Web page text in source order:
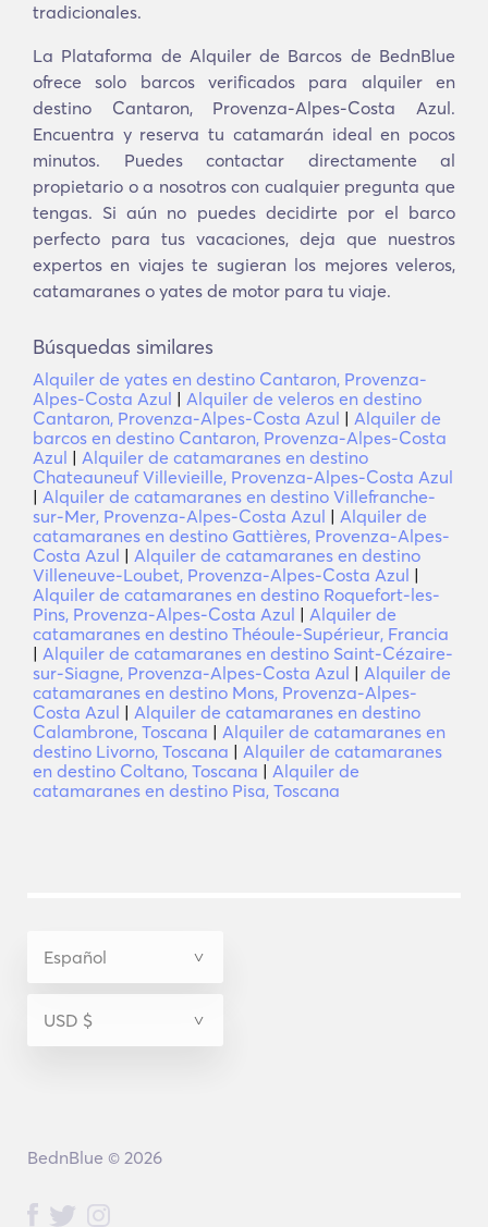
tradicionales.
La Plataforma de Alquiler de Barcos de BednBlue
ofrece solo barcos verificados para alquiler en
destino Cantaron, Provenza-Alpes-Costa Azul.
Encuentra y reserva tu catamarán ideal en pocos
minutos. Puedes contactar directamente al
propietario o a nosotros con cualquier pregunta que
tengas. Si aún no puedes decidirte por el barco
perfecto para tus vacaciones, deja que nuestros
expertos en viajes te sugieran los mejores veleros,
catamaranes o yates de motor para tu viaje.
Búsquedas similares
Alquiler de yates en destino Cantaron, Provenza-
Alpes-Costa Azul | Alquiler de veleros en destino
Cantaron, Provenza-Alpes-Costa Azul | Alquiler de
barcos en destino Cantaron, Provenza-Alpes-Costa
Azul | Alquiler de catamaranes en destino
Chateauneuf Villevieille, Provenza-Alpes-Costa Azul
| Alquiler de catamaranes en destino Villefranche-
sur-Mer, Provenza-Alpes-Costa Azul | Alquiler de
catamaranes en destino Gattières, Provenza-Alpes-
Costa Azul | Alquiler de catamaranes en destino
Villeneuve-Loubet, Provenza-Alpes-Costa Azul |
Alquiler de catamaranes en destino Roquefort-les-
Pins, Provenza-Alpes-Costa Azul | Alquiler de
catamaranes en destino Théoule-Supérieur, Francia
| Alquiler de catamaranes en destino Saint-Cézaire-
sur-Siagne, Provenza-Alpes-Costa Azul | Alquiler de
catamaranes en destino Mons, Provenza-Alpes-
Costa Azul | Alquiler de catamaranes en destino
Calambrone, Toscana | Alquiler de catamaranes en
destino Livorno, Toscana | Alquiler de catamaranes
en destino Coltano, Toscana | Alquiler de
catamaranes en destino Pisa, Toscana
BednBlue © 2026